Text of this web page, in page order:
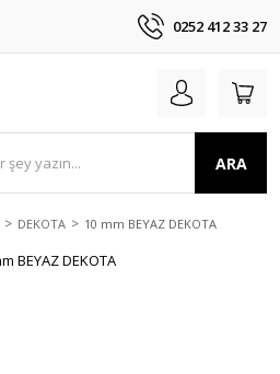
0252 412 33 27
ARA
DEKOTA 10 mm BEYAZ DEKOTA